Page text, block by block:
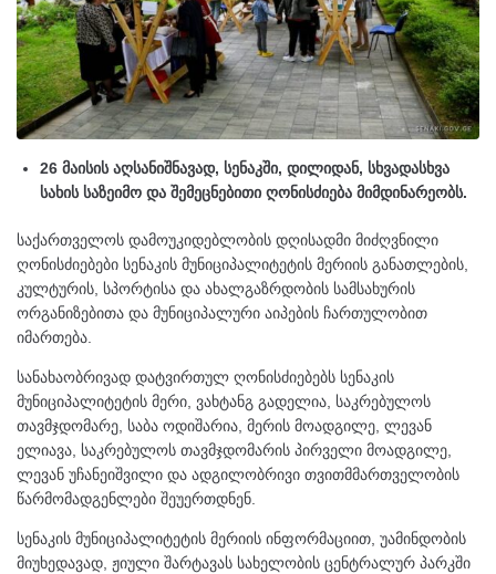
26 მაისის აღსანიშნავად, სენაკში, დილიდან, სხვადასხვა
სახის საზეიმო და შემეცნებითი ღონისძიება მიმდინარეობს.
საქართველოს დამოუკიდებლობის დღისადმი მიძღვნილი
ღონისძიებები სენაკის მუნიციპალიტეტის მერიის განათლების,
კულტურის, სპორტისა და ახალგაზრდობის სამსახურის
ორგანიზებითა და მუნიციპალური აიპების ჩართულობით
იმართება.
სანახაობრივად დატვირთულ ღონისძიებებს სენაკის
მუნიციპალიტეტის მერი, ვახტანგ გადელია, საკრებულოს
თავმჯდომარე, საბა ოდიშარია, მერის მოადგილე, ლევან
ელიავა, საკრებულოს თავმჯდომარის პირველი მოადგილე,
ლევან უჩანეიშვილი და ადგილობრივი თვითმმართველობის
წარმომადგენლები შეუერთდნენ.
სენაკის მუნიციპალიტეტის მერიის ინფორმაციით, უამინდობის
მიუხედავად, ჟიული შარტავას სახელობის ცენტრალურ პარკში